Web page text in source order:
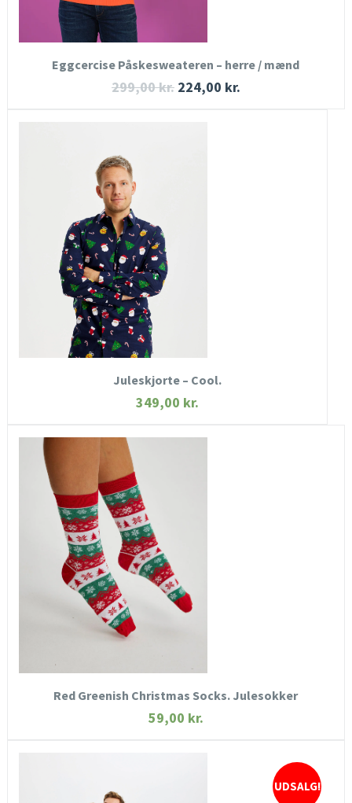
Eggcercise Påskesweateren – herre / mænd
299,00kr. 224,00 kr.
HURTIGT KIG
KØB NU
Juleskjorte – Cool.
349,00 kr.
HURTIGT KIG
SE MERE
Red Greenish Christmas Socks. Julesokker
59,00 kr.
UDSALG!